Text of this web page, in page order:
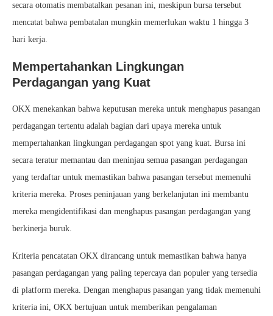
secara otomatis membatalkan pesanan ini, meskipun bursa tersebut
mencatat bahwa pembatalan mungkin memerlukan waktu 1 hingga 3
hari kerja.
Mempertahankan Lingkungan
Perdagangan yang Kuat
OKX menekankan bahwa keputusan mereka untuk menghapus pasangan
perdagangan tertentu adalah bagian dari upaya mereka untuk
mempertahankan lingkungan perdagangan spot yang kuat. Bursa ini
secara teratur memantau dan meninjau semua pasangan perdagangan
yang terdaftar untuk memastikan bahwa pasangan tersebut memenuhi
kriteria mereka. Proses peninjauan yang berkelanjutan ini membantu
mereka mengidentifikasi dan menghapus pasangan perdagangan yang
berkinerja buruk.
Kriteria pencatatan OKX dirancang untuk memastikan bahwa hanya
pasangan perdagangan yang paling tepercaya dan populer yang tersedia
di platform mereka. Dengan menghapus pasangan yang tidak memenuhi
kriteria ini, OKX bertujuan untuk memberikan pengalaman